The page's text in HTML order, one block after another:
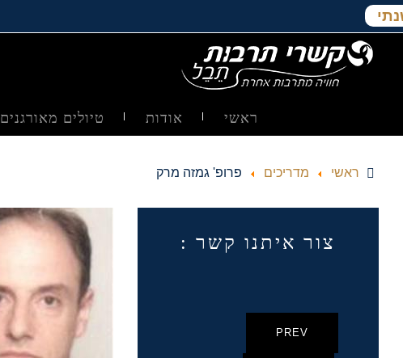
ראשי אודות טיולים מאורגנים
ראשי מדריכים פרופ' גמזה מרק
צור איתנו קשר :
PREV